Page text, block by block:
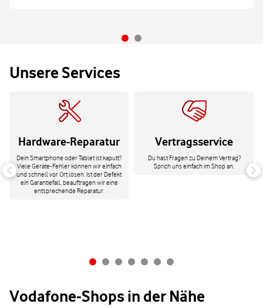
Unsere Services
Hardware-Reparatur
Dein Smartphone oder Tablet ist kaputt?
Viele Geräte-Fehler können wir einfach
und schnell vor Ort lösen. Ist der Defekt
ein Garantiefall, beauftragen wir eine
entsprechende Reparatur.
Vertragsservice
Du hast Fragen zu Deinem Vertrag?
Sprich uns einfach im Shop an.
Vodafone-Shops in der Nähe